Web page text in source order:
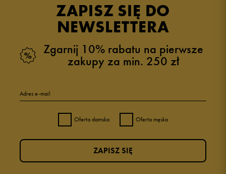
ZAPISZ SIĘ DO
NEWSLETTERA
Zgarnij 10% rabatu na pierwsze
zakupy za min. 250 zł
Adres e-mail
Oferta damska Oferta męska
ZAPISZ SIĘ